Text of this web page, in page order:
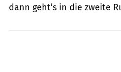
dann geht’s in die zweite